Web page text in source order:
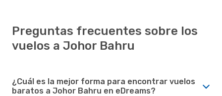
Preguntas frecuentes sobre los
vuelos a Johor Bahru
¿Cuál es la mejor forma para encontrar vuelos
baratos a Johor Bahru en eDreams?